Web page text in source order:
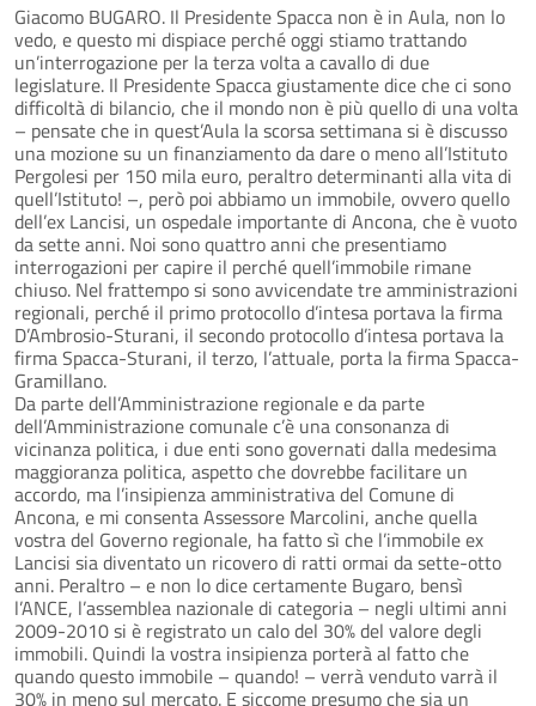
Giacomo BUGARO. Il Presidente Spacca non è in Aula, non lo
vedo, e questo mi dispiace perché oggi stiamo trattando
un’interrogazione per la terza volta a cavallo di due
legislature. Il Presidente Spacca giustamente dice che ci sono
difficoltà di bilancio, che il mondo non è più quello di una volta
– pensate che in quest’Aula la scorsa settimana si è discusso
una mozione su un finanziamento da dare o meno all’Istituto
Pergolesi per 150 mila euro, peraltro determinanti alla vita di
quell’Istituto! –, però poi abbiamo un immobile, ovvero quello
dell’ex Lancisi, un ospedale importante di Ancona, che è vuoto
da sette anni. Noi sono quattro anni che presentiamo
interrogazioni per capire il perché quell’immobile rimane
chiuso. Nel frattempo si sono avvicendate tre amministrazioni
regionali, perché il primo protocollo d’intesa portava la firma
D’Ambrosio-Sturani, il secondo protocollo d’intesa portava la
firma Spacca-Sturani, il terzo, l’attuale, porta la firma Spacca-
Gramillano.
Da parte dell’Amministrazione regionale e da parte
dell’Amministrazione comunale c’è una consonanza di
vicinanza politica, i due enti sono governati dalla medesima
maggioranza politica, aspetto che dovrebbe facilitare un
accordo, ma l’insipienza amministrativa del Comune di
Ancona, e mi consenta Assessore Marcolini, anche quella
vostra del Governo regionale, ha fatto sì che l’immobile ex
Lancisi sia diventato un ricovero di ratti ormai da sette-otto
anni. Peraltro – e non lo dice certamente Bugaro, bensì
l’ANCE, l’assemblea nazionale di categoria – negli ultimi anni
2009-2010 si è registrato un calo del 30% del valore degli
immobili. Quindi la vostra insipienza porterà al fatto che
quando questo immobile – quando! – verrà venduto varrà il
30% in meno sul mercato. E siccome presumo che sia un